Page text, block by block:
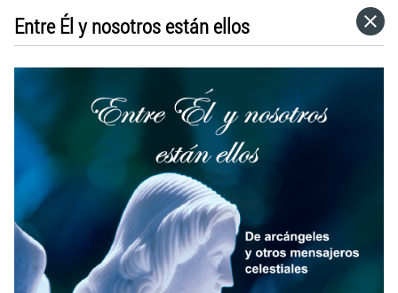
Entre Él y nosotros están ellos
HOME
CATEGORÍAS
IR A
VISITA EL SITIO WEB